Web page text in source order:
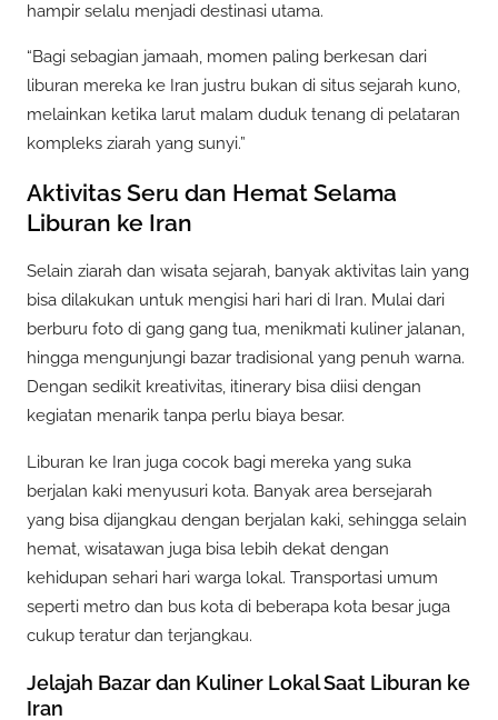
hampir selalu menjadi destinasi utama.
“Bagi sebagian jamaah, momen paling berkesan dari
liburan mereka ke Iran justru bukan di situs sejarah kuno,
melainkan ketika larut malam duduk tenang di pelataran
kompleks ziarah yang sunyi.”
Aktivitas Seru dan Hemat Selama
Liburan ke Iran
Selain ziarah dan wisata sejarah, banyak aktivitas lain yang
bisa dilakukan untuk mengisi hari hari di Iran. Mulai dari
berburu foto di gang gang tua, menikmati kuliner jalanan,
hingga mengunjungi bazar tradisional yang penuh warna.
Dengan sedikit kreativitas, itinerary bisa diisi dengan
kegiatan menarik tanpa perlu biaya besar.
Liburan ke Iran juga cocok bagi mereka yang suka
berjalan kaki menyusuri kota. Banyak area bersejarah
yang bisa dijangkau dengan berjalan kaki, sehingga selain
hemat, wisatawan juga bisa lebih dekat dengan
kehidupan sehari hari warga lokal. Transportasi umum
seperti metro dan bus kota di beberapa kota besar juga
cukup teratur dan terjangkau.
Jelajah Bazar dan Kuliner Lokal Saat Liburan ke
Iran